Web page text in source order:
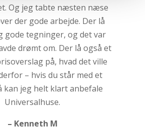
Og jeg tabte næsten næse
der gode arbejde. Der lå
gode tegninger, og det var
drømt om. Der lå også et
på, hvad det ville
– hvis du står med et
kan jeg helt klart anbefale
Universalhuse.
– Kenneth M